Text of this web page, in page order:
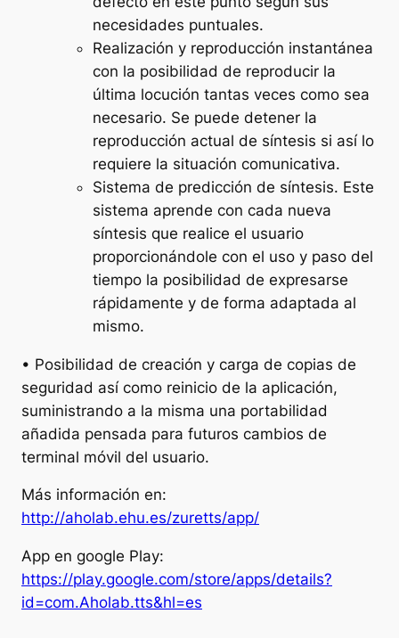
necesidades puntuales.
Realización y reproducción instantánea
con la posibilidad de reproducir la
última locución tantas veces como sea
necesario. Se puede detener la
reproducción actual de síntesis si así lo
requiere la situación comunicativa.
Sistema de predicción de síntesis. Este
sistema aprende con cada nueva
síntesis que realice el usuario
proporcionándole con el uso y paso del
tiempo la posibilidad de expresarse
rápidamente y de forma adaptada al
mismo.
• Posibilidad de creación y carga de copias de
seguridad así como reinicio de la aplicación,
suministrando a la misma una portabilidad
añadida pensada para futuros cambios de
terminal móvil del usuario.
Más información en:
http://aholab.ehu.es/zuretts/app/
App en google Play:
https://play.google.com/store/apps/details?
id=com.Aholab.tts&hl=es